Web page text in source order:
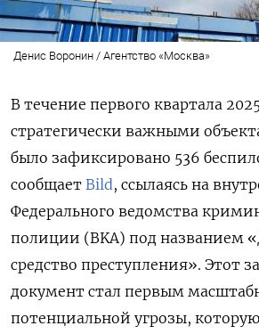
Денис Воронин / Агентство «Москва»
В течение первого квартала
стратегически важными
было зафиксировано 536
сообщает Bild, ссылаясь на
Федерального ведомства
полиции (BKA) под названием
средство преступления». Этот
документ стал первым
потенциальной угрозы,